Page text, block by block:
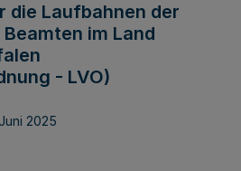
die Laufbahnen der
im Land
- LVO)
2025